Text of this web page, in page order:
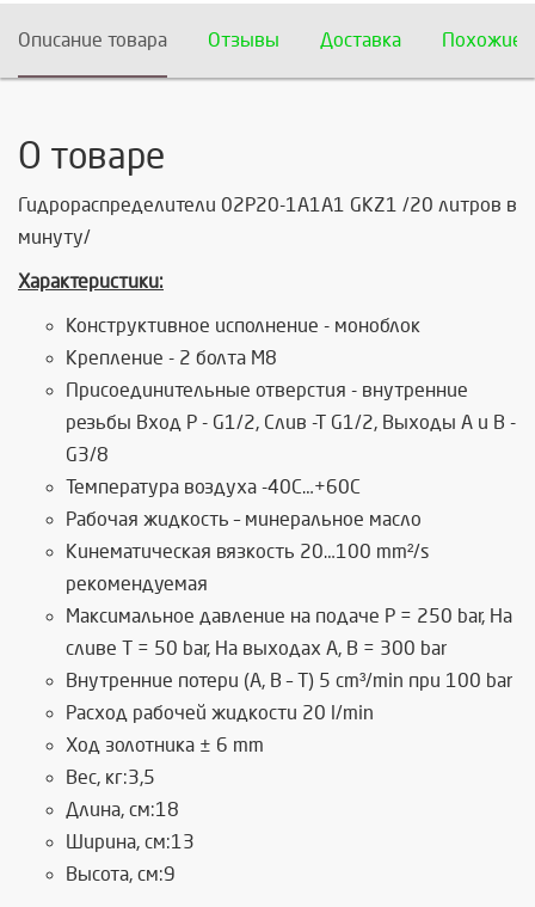
Описание товара Отзывы Доставка Похожие
О товаре
Гидрoраспределители 02Р20-1А1А1 GKZ1 /20 литров в
минуту/
Характеристики:
Конструктивное исполнение - моноблок
Крепление - 2 болта М8
Присоединительные отверстия - внутренние
резьбы Вход Р - G1/2, Слив -Т G1/2, Выходы А и В -
G3/8
Температура воздуха -40C…+60C
Рабочая жидкость – минеральное масло
Кинематическая вязкость 20…100 mm²/s
рекомендуемая
Максимальное давление на подаче P = 250 bar, На
сливе T = 50 bar, На выходах A, B = 300 bar
Внутренние потери (А, В – Т) 5 cm³/min при 100 bar
Расход рабочей жидкости 20 l/min
Ход золотника ± 6 mm
Вес, кг:3,5
Длина, см:18
Ширина, см:13
Высота, см:9